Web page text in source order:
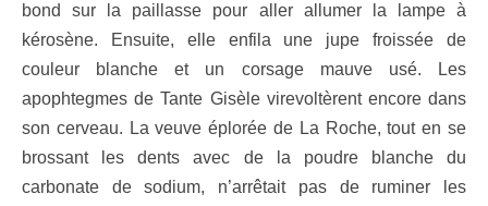
bond sur la paillasse pour aller allumer la lampe à
kérosène. Ensuite, elle enfila une jupe froissée de
couleur blanche et un corsage mauve usé. Les
apophtegmes de Tante Gisèle virevoltèrent encore dans
son cerveau. La veuve éplorée de La Roche, tout en se
brossant les dents avec de la poudre blanche du
carbonate de sodium, n’arrêtait pas de ruminer les